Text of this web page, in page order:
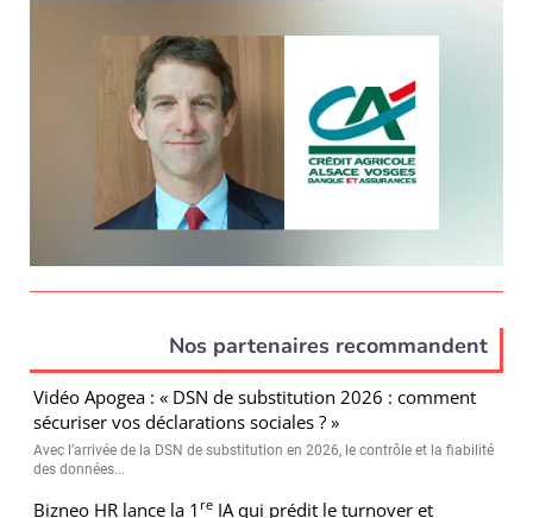
Nos partenaires recommandent
Vidéo Apogea : « DSN de substitution 2026 : comment
sécuriser vos déclarations sociales ? »
Avec l’arrivée de la DSN de substitution en 2026, le contrôle et la fiabilité
des données...
Bizneo HR lance la 1 re IA qui prédit le turnover et